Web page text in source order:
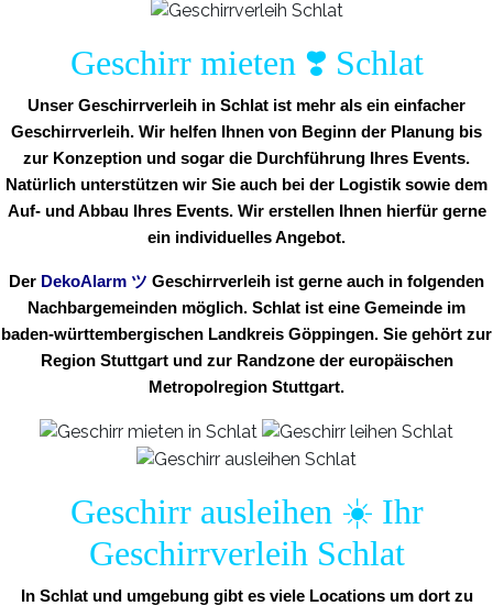
Geschirr mieten ❣️ Schlat
Unser Geschirrverleih in Schlat ist mehr als ein einfacher
Geschirrverleih. Wir helfen Ihnen von Beginn der Planung bis
zur Konzeption und sogar die Durchführung Ihres Events.
Natürlich unterstützen wir Sie auch bei der Logistik sowie dem
Auf- und Abbau Ihres Events. Wir erstellen Ihnen hierfür gerne
ein individuelles Angebot.
Der DekoAlarm ツ Geschirrverleih ist gerne auch in folgenden
Nachbargemeinden möglich. Schlat ist eine Gemeinde im
baden-württembergischen Landkreis Göppingen. Sie gehört zur
Region Stuttgart und zur Randzone der europäischen
Metropolregion Stuttgart.
Geschirr ausleihen ☀️ Ihr
Geschirrverleih Schlat
In Schlat und umgebung gibt es viele Locations um dort zu